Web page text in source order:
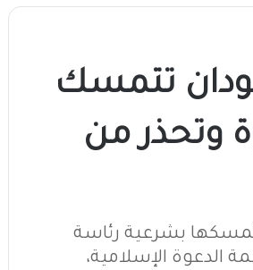
تتمسك
وتحذر من
بشرعية رئاسة
الدعوة الإسلامية،